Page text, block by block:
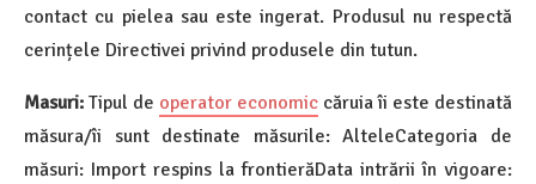
contact cu pielea sau este ingerat. Produsul nu respectă
cerințele Directivei privind produsele din tutun.
Masuri: Tipul de operator economic căruia îi este destinată
măsura/îi sunt destinate măsurile: AlteleCategoria de
măsuri: Import respins la frontierăData intrării în vigoare: